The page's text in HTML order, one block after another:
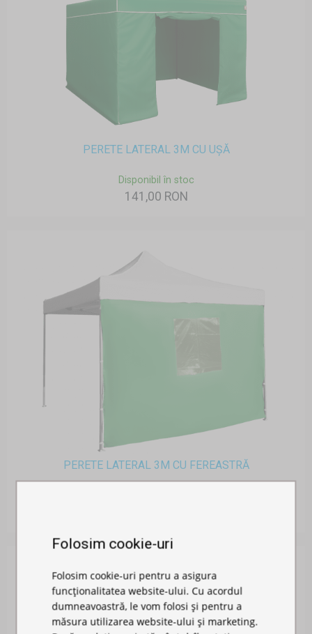
PERETE LATERAL 3M CU UȘĂ
Disponibil în stoc
141,00 RON
PERETE LATERAL 3M CU FEREASTRĂ
Folosim cookie-uri
Folosim cookie-uri pentru a asigura
funcționalitatea website-ului. Cu acordul
dumneavoastră, le vom folosi și pentru a
măsura utilizarea website-ului și marketing.